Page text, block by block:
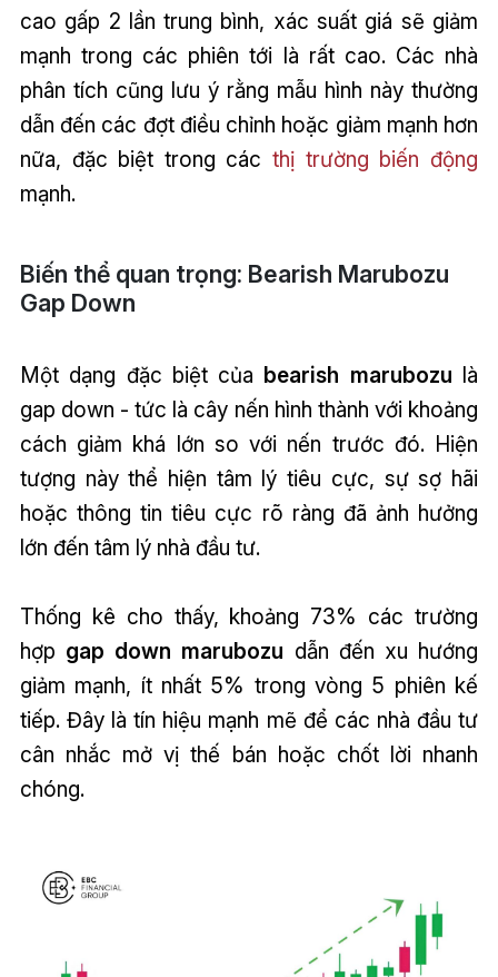
cao gấp 2 lần trung bình, xác suất giá sẽ giảm
mạnh trong các phiên tới là rất cao. Các nhà
phân tích cũng lưu ý rằng mẫu hình này thường
dẫn đến các đợt điều chỉnh hoặc giảm mạnh hơn
nữa, đặc biệt trong cácthị trường biến động
mạnh.
Biến thể quan trọng: Bearish Marubozu
Gap Down
Một dạng đặc biệt của bearish marubozu là
gap down - tức là cây nến hình thành với khoảng
cách giảm khá lớn so với nến trước đó. Hiện
tượng này thể hiện tâm lý tiêu cực, sự sợ hãi
hoặc thông tin tiêu cực rõ ràng đã ảnh hưởng
lớn đến tâm lý nhà đầu tư.
Thống kê cho thấy, khoảng 73% các trường
hợp gap down marubozu dẫn đến xu hướng
giảm mạnh, ít nhất 5% trong vòng 5 phiên kế
tiếp. Đây là tín hiệu mạnh mẽ để các nhà đầu tư
cân nhắc mở vị thế bán hoặc chốt lời nhanh
chóng.